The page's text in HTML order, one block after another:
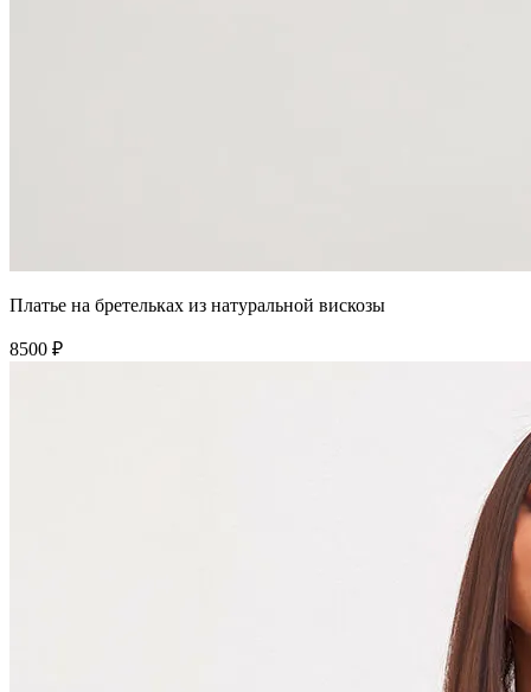
Платье на бретельках из натуральной вискозы
8500 ₽